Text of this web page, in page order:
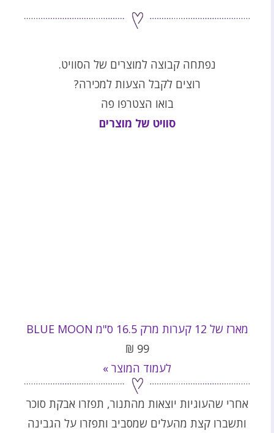
נפתחה קבוצה למוצרים של הסוויט.
רוצים לקבל הצעות למכירה?
בואו הצטרפו פה
סוויט של מוצרים
מארז של 12 קערות מרק 16.5 ס"מ BLUE MOON
99
₪
לעמוד המוצר »
אחרי שהעוגיות יוצאות מהתנור, תפזרו אבקת סוכר
ותשברו קצת מהעלים שמסביב ותפזרו על הגבינה